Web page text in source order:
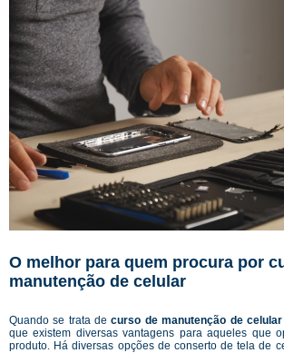
O melhor para quem procura por
manutenção de celular
Quando se trata decurso de manutenção de celular
que existem diversas vantagens para aqueles que
produto. Há diversas opções de conserto de tela de